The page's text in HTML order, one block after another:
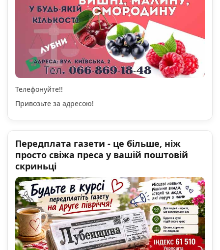
Телефонуйте!!
Привозьте за адресою!
Передплата газети - це більше, ніж
просто свіжа преса у вашій поштовій
скриньці